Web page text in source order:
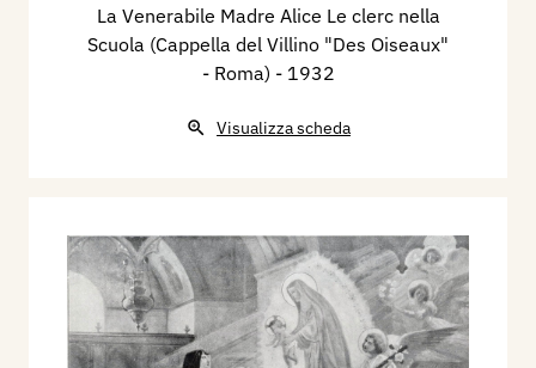
La Venerabile Madre Alice Le clerc nella
Scuola (Cappella del Villino "Des Oiseaux"
- Roma) - 1932
Visualizza scheda